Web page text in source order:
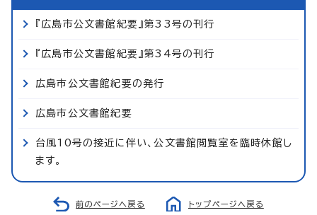
『広島市公文書館紀要』第33号の刊行
『広島市公文書館紀要』第34号の刊行
広島市公文書館紀要の発行
広島市公文書館紀要
台風10号の接近に伴い、公文書館閲覧室を臨時休館し
ます。
前のページへ戻る トップページへ戻る